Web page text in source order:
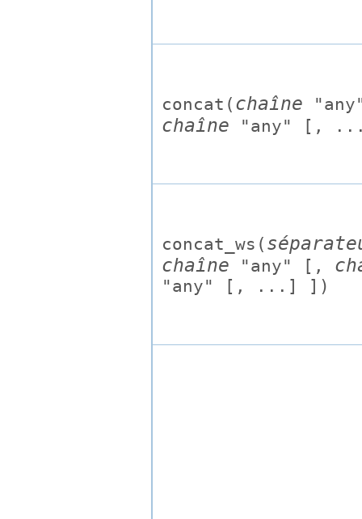
concat( chaîne
chaîne "any" [,
concat_ws(
chaîne
"any" [,
"any" [, ...] ])